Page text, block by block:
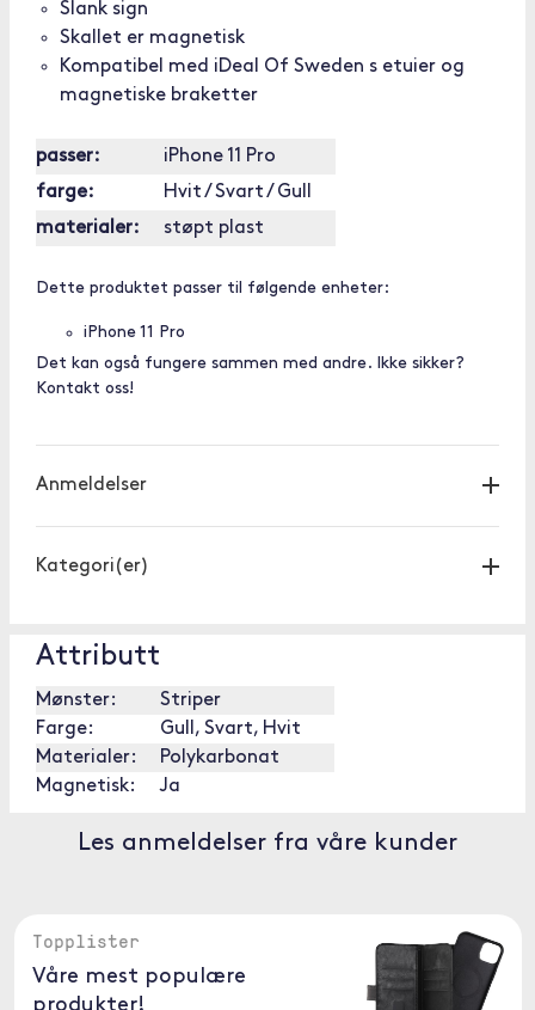
Slank sign
Skallet er magnetisk
Kompatibel med iDeal Of Sweden s etuier og
magnetiske braketter
passer:
iPhone 11 Pro
farge:
Hvit / Svart / Gull
materialer:
støpt plast
Dette produktet passer til følgende enheter:
iPhone 11 Pro
Det kan også fungere sammen med andre. Ikke sikker?
Kontakt oss!
Anmeldelser
Kategori(er)
Attributt
Mønster:
Striper
Farge:
Gull, Svart, Hvit
Materialer:
Polykarbonat
Magnetisk:
Ja
Les anmeldelser fra våre kunder
Topplister
Våre mest populære